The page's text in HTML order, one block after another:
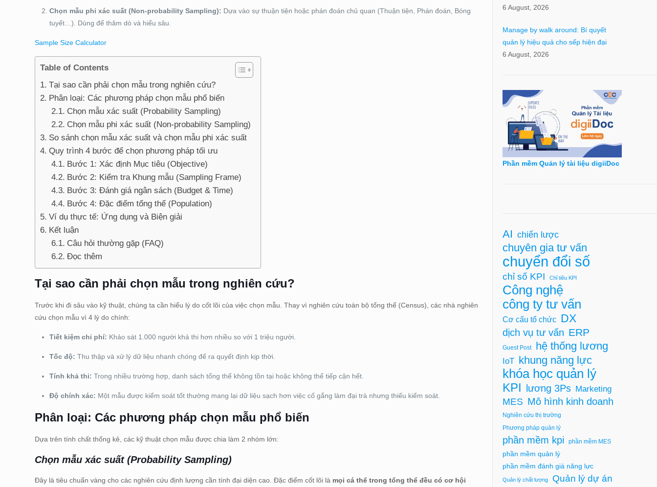
Chọn mẫu phi xác suất (Non-probability Sampling): Dựa vào sự thuận tiện hoặc phán đoán chủ quan (Thuận tiện, Phán đoán, Bóng
tuyết…). Dùng để thăm dò và hiểu sâu.
Sample Size Calculator
Table of Contents
Tại sao cần phải chọn mẫu trong nghiên cứu?
Phân loại: Các phương pháp chọn mẫu phổ biến
Chọn mẫu xác suất (Probability Sampling)
Chọn mẫu phi xác suất (Non-probability Sampling)
So sánh chọn mẫu xác suất và chọn mẫu phi xác suất
Quy trình 4 bước để chọn phương pháp tối ưu
Bước 1: Xác định Mục tiêu (Objective)
Bước 2: Kiểm tra Khung mẫu (Sampling Frame)
Bước 3: Đánh giá ngân sách (Budget & Time)
Bước 4: Đặc điểm tổng thể (Population)
Ví dụ thực tế: Ứng dụng và Biện giải
Kết luận
Câu hỏi thường gặp (FAQ)
Đọc thêm
Tại sao cần phải chọn mẫu trong nghiên cứu?
Trước khi đi sâu vào kỹ thuật, chúng ta cần hiểu lý do cốt lõi của việc chọn mẫu. Thay vì nghiên cứu toàn bộ tổng thể (Census), các nhà nghiên
cứu chọn mẫu vì 4 lý do chính:
Tiết kiệm chi phí: Khảo sát 1.000 người khả thi hơn nhiều so với 1 triệu người.
Tốc độ: Thu thập và xử lý dữ liệu nhanh chóng để ra quyết định kịp thời.
Tính khả thi: Trong nhiều trường hợp, danh sách tổng thể không tồn tại hoặc không thể tiếp cận hết.
Độ chính xác: Một mẫu được kiểm soát tốt thường mang lại dữ liệu sạch hơn việc cố gắng làm đại trà nhưng thiếu kiểm soát.
Phân loại: Các phương pháp chọn mẫu phổ biến
Dựa trên tính chất thống kê, các kỹ thuật chọn mẫu được chia làm 2 nhóm lớn:
Chọn mẫu xác suất (Probability Sampling)
Đây là tiêu chuẩn vàng cho các nghiên cứu định lượng cần tính đại diện cao. Đặc điểm cốt lõi là mọi cá thể trong tổng thể đều có cơ hội
6 August, 2026
Manage by walk around: Bí quyết
quản lý hiệu quả cho sếp hiện đại
6 August, 2026
Phần mềm Quản lý tài liệu digiiDoc
AI chiến lược
chuyên gia tư vấn
chuyển đổi số
chỉ số KPI Chỉ tiêu KPI
Công nghệ
công ty tư vấn
Cơ cấu tổ chức DX
dịch vụ tư vấn ERP
Guest Post hệ thống lương
IoT khung năng lực
khóa học quản lý
KPI lương 3Ps Marketing
MES Mô hình kinh doanh
Nghiên cứu thị trường
Phương pháp quản lý
phần mềm kpi phần mềm MES
phần mềm quản lý
phần mềm đánh giá năng lực
Quản lý chất lượng Quản lý dự án